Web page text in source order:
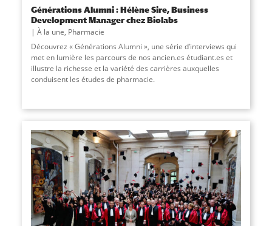
Générations Alumni : Hélène Sire, Business
Development Manager chez Biolabs
À la une, Pharmacie
Découvrez « Générations Alumni », une série d’interviews qui
met en lumière les parcours de nos ancien.es étudiant.es et
illustre la richesse et la variété des carrières auxquelles
conduisent les études de pharmacie.